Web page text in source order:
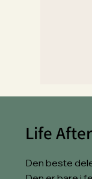
Life
Den beste